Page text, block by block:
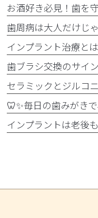
お酒好き必見！歯を
セラミックとジルコ